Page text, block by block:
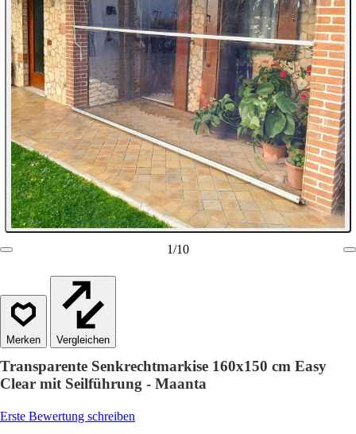
1/10
Vergleichen
Transparente Senkrechtmarkise 160x150 cm Easy
Clear mit Seilführung - Maanta
Erste Bewertung schreiben